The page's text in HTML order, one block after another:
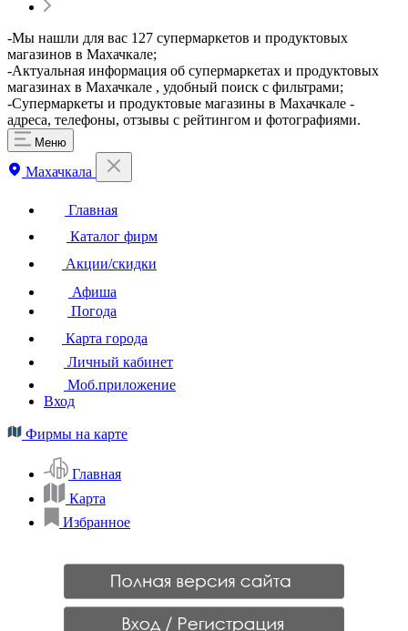
​-Мы нашли для вас 127 супермаркетов и продуктовых
магазинов в Махачкале;
-Актуальная информация об супермаркетах и продуктовых
магазинах в Махачкале , удобный поиск с фильтрами;
-Супермаркеты и продуктовые магазины в Махачкале -
адреса, телефоны, отзывы с рейтингом и фотографиями.
Меню
Махачкала
Главная
Каталог фирм
Акции/скидки
Афиша
Погода
Карта города
Личный кабинет
Моб.приложение
Вход
Фирмы на карте
Главная
Карта
Избранное